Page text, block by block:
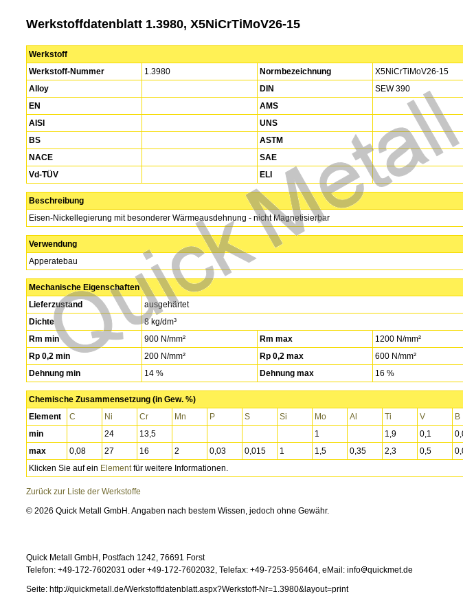
Werkstoffdatenblatt 1.3980, X5NiCrTiMoV26-15
Werkstoff
Werkstoff-Nummer
1.3980 Normbezeichnung
X5NiCrTiMoV26-15
Alloy
DIN
SEW 390
EN
AMS
AISI
UNS
BS
ASTM
NACE
SAE
Vd-TÜV
ELI
Beschreibung
Eisen-Nickellegierung mit besonderer Wärmeausdehnung - nicht Magnetisierbar
Verwendung
Apperatebau
Mechanische Eigenschaften
Lieferzustand
ausgehärtet
Dichte
8 kg/dm³
Rm min
900 N/mm² Rm max
1200 N/mm²
Rp 0,2 min
200 N/mm² Rp 0,2 max
600 N/mm²
Dehnung min
14 % Dehnung max 16 %
Chemische Zusammensetzung (in Gew. %)
Element
C Ni Cr Mn P S Si Mo Al Ti V
B
min
24 13,5 1 1,9 0,1
max
0,08 27 16 2 0,03 0,015 1 1,5 0,35 2,3 0,5
Klicken Sie auf ein Elementfür weitere Informationen.
Zurück zur Liste der Werkstoffe
© 2026 Quick Metall GmbH. Angaben nach bestem Wissen, jedoch ohne Gewähr.
Quick Metall GmbH, Postfach 1242, 76691 Forst
Telefon: +49-172-7602031 oder +49-172-7602032, Telefax: +49-7253-956464, eMail: info
quickmet.de
Seite: http://quickmetall.de/Werkstoffdatenblatt.aspx?Werkstoff-Nr=1.3980&layout=print